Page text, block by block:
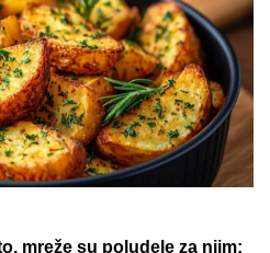
DEMOLIRAN "BENTLI"
Skupocenom
stakla u privatnoj
naselja
ŽESTOKO UDARIO NA
Kakva je to sramota,
Amerike